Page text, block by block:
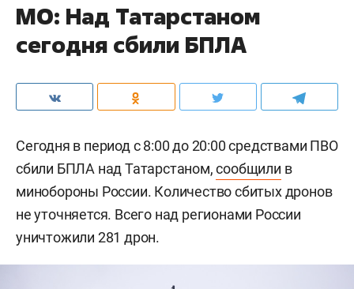
МО: Над Татарстаном
сегодня сбили БПЛА
Сегодня в период с 8:00 до 20:00 средствами ПВО
сбили БПЛА над Татарстаном,сообщили в
минобороны России. Количество сбитых дронов
не уточняется. Всего над регионами России
уничтожили 281 дрон.